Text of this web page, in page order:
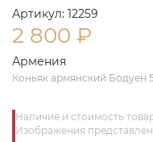
Артикул: 12259
2 800 ₽
Армения
Коньяк армянский Бодуен
Наличие и стоимость
Изображения